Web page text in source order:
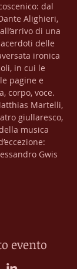
dal
Alighieri,
di una
delle
ironica
in cui le
pagine e
corpo, voce.
Martelli,
giullaresco,
musica
Gwis
evento